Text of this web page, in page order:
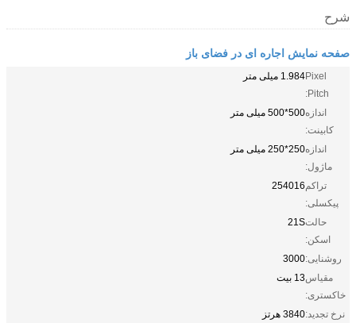
شرح
صفحه نمایش اجاره ای در فضای باز
Pixel
Pitch:
1.984 میلی متر
اندازه
کابینت:
500*500 میلی متر
اندازه
ماژول:
250*250 میلی متر
تراکم
پیکسلی:
254016
حالت
اسکن:
21S
روشنایی:3000
مقیاس
خاکستری:
13 بیت
نرخ تجدید:3840 هرتز